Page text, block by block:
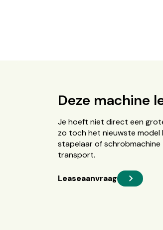
Deze machine
Je hoeft niet direct een
zo toch het nieuwste
stapelaar of
transport.
Leaseaanvraag